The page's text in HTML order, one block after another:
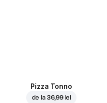
Pizza Tonno
de la 36,99 lei